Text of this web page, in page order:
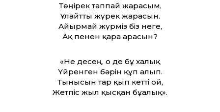
Төңірек таппай жарасым,
Ұлғайт­ты жүрек жарасын.
Айырмай жүрміз біз неге,
Ақ пенен қара арасын?
«Не десең, о де бұ халық
Үйренген бәрін құп алып.
Тынысын тар қып кет­ті ғой,
Жетпіс жыл қысқан бұғалық».